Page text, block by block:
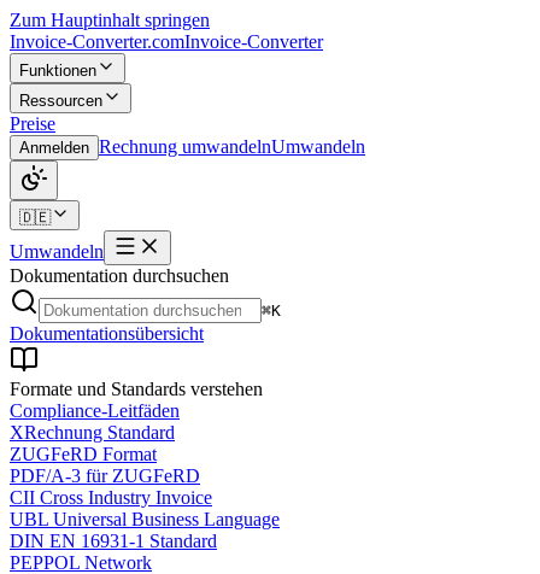
Zum Hauptinhalt springen
Invoice-Converter.comInvoice-Converter
Funktionen
Ressourcen
Preise
Anmelden Rechnung umwandelnUmwandeln
🇩🇪
Umwandeln
Dokumentation durchsuchen
⌘K
Dokumentationsübersicht
Formate und Standards verstehen
Compliance-Leitfäden
XRechnung Standard
ZUGFeRD Format
PDF/A-3 für ZUGFeRD
CII Cross Industry Invoice
UBL Universal Business Language
DIN EN 16931-1 Standard
PEPPOL Network